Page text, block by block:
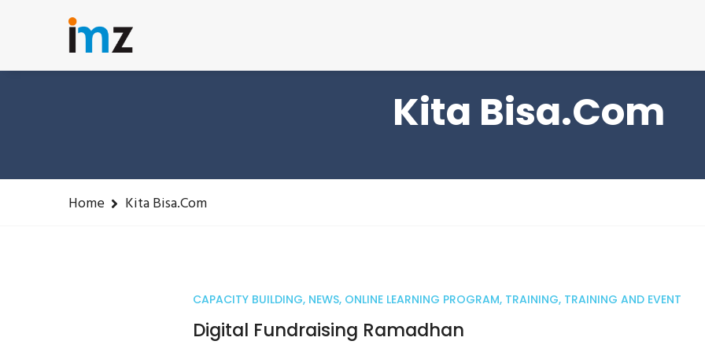
Kita Bisa.com
Home Kita Bisa.com
CAPACITY BUILDING, NEWS, ONLINE LEARNING PROGRAM, TRAINING, TRAINING AND EVENT
Digital Fundraising Ramadhan